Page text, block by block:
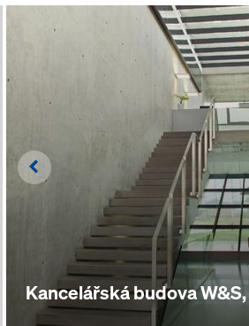
Kancelářská budova
Left